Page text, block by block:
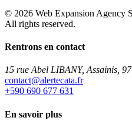
© 2026 Web Expansion Agency
All rights reserved.
Rentrons en contact
15 rue Abel LIBANY, Assainis,
rf.atacetrela@tcatnoc
+590 690 677 631
En savoir plus